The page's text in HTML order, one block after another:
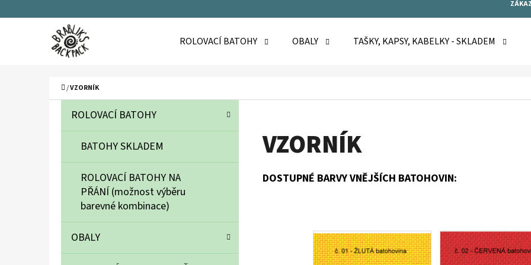
ROLOVACÍ BATOHY OBALY TAŠKY, KAPSY, KABELKY - SKLADEM
Domů
/VZORNÍK
Přeskočit
kategorie
K
T
G
ROLOVACÍ BATOHY
BATOHY SKLADEM
ROLOVACÍ BATOHY NA
PŘÁNÍ (možnost výběru
barevné kombinace)
OBALY
VZORNÍK
DOSTUPNÉ BARVY VNĚJŠÍCH BATOHOVIN:
Zpět
Zpět
DOPORUČUJEME